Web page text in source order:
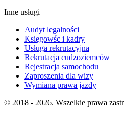
Inne usługi
Audyt legalności
Księgowśc i kadry
Usługa rekrutacyjna
Rekrutacja cudzoziemców
Rejestracja samochodu
Zaproszenia dla wizy
Wymiana prawa jazdy
© 2018 - 2026. Wszelkie prawa